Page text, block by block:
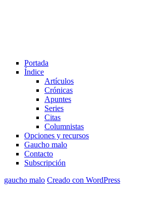
Portada
Índice
Artículos
Crónicas
Apuntes
Series
Citas
Columnistas
Opciones y recursos
Gaucho malo
Contacto
Subscripción
gaucho malo Creado con WordPress